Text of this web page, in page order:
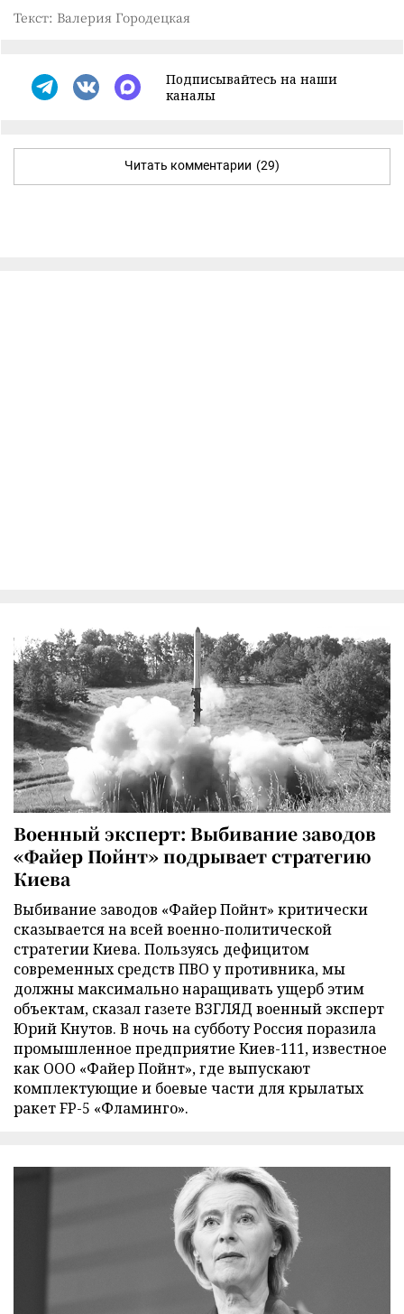
Текст: Валерия Городецкая
Подписывайтесь на наши
каналы
Читать комментарии (29)
Военный эксперт: Выбивание заводов
«Файер Пойнт» подрывает стратегию
Киева
Выбивание заводов «Файер Пойнт» критически
сказывается на всей военно-политической
стратегии Киева. Пользуясь дефицитом
современных средств ПВО у противника, мы
должны максимально наращивать ущерб этим
объектам, сказал газете ВЗГЛЯД военный эксперт
Юрий Кнутов. В ночь на субботу Россия поразила
промышленное предприятие Киев-111, известное
как ООО «Файер Пойнт», где выпускают
комплектующие и боевые части для крылатых
ракет FP-5 «Фламинго».